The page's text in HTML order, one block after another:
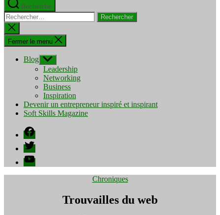
Recherche
Rechercher :
Fermer
la
recherche
Fermer le menu
Blog Afficher
le
sous-
menu
Leadership
Networking
Business
Inspiration
Devenir un entrepreneur inspiré et inspirant
Soft Skills Magazine
Facebook
Twitter
YouTube
Catégories
Chroniques
Trouvailles du web